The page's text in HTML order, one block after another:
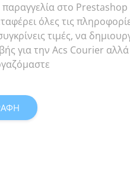
παραγγελία στο
όλες τις
τιμές, να
για την Acs Courier αλλά